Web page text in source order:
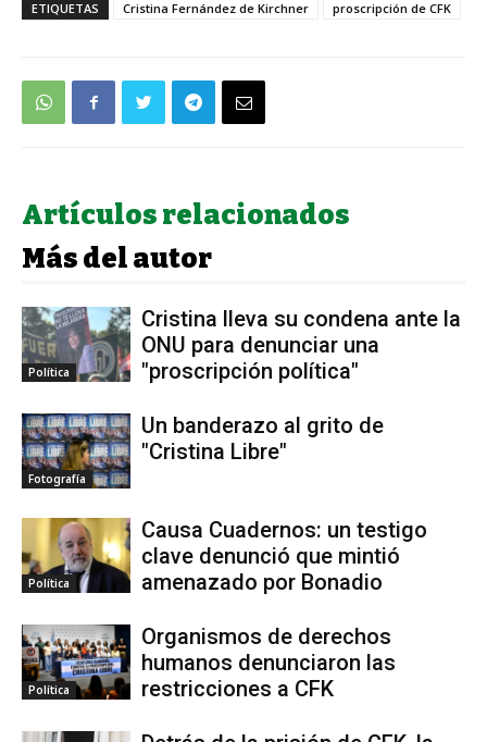
ETIQUETAS Cristina Fernández de Kirchner proscripción de CFK
Artículos relacionados
Más del autor
Política
Cristina lleva su condena ante la
ONU para denunciar una
"proscripción política"
Fotografía
Un banderazo al grito de
"Cristina Libre"
Política
Causa Cuadernos: un testigo
clave denunció que mintió
amenazado por Bonadio
Política
Organismos de derechos
humanos denunciaron las
restricciones a CFK